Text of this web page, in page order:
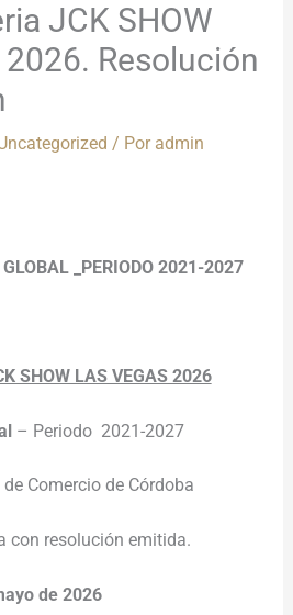
JCK SHOW
2026. Resolución
/ Por admin
_PERIODO 2021-2027
SHOW LAS VEGAS 2026
– Periodo 2021-2027
Comercio de Córdoba
con resolución emitida.
de 2026